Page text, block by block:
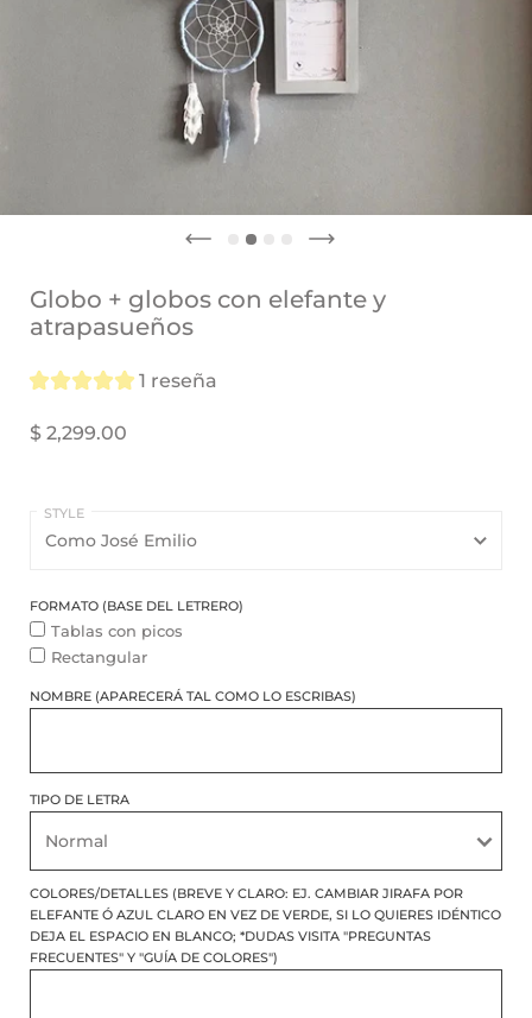
Globo + globos con elefante y
atrapasueños
1 reseña
$ 2,299.00
STYLE
FORMATO (BASE DEL LETRERO)
del
letrero)
Tablas con picos
Rectangular
NOMBRE (APARECERÁ TAL COMO LO ESCRIBAS)
TIPO DE LETRA
COLORES/DETALLES (BREVE Y CLARO: EJ. CAMBIAR JIRAFA POR
ELEFANTE Ó AZUL CLARO EN VEZ DE VERDE, SI LO QUIERES IDÉNTICO
DEJA EL ESPACIO EN BLANCO; *DUDAS VISITA "PREGUNTAS
FRECUENTES" Y "GUÍA DE COLORES")